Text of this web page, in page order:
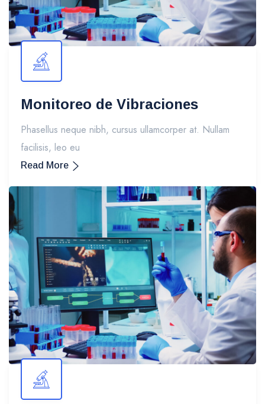
Monitoreo de Vibraciones
Phasellus neque nibh, cursus ullamcorper at. Nullam
facilisis, leo eu
Read More